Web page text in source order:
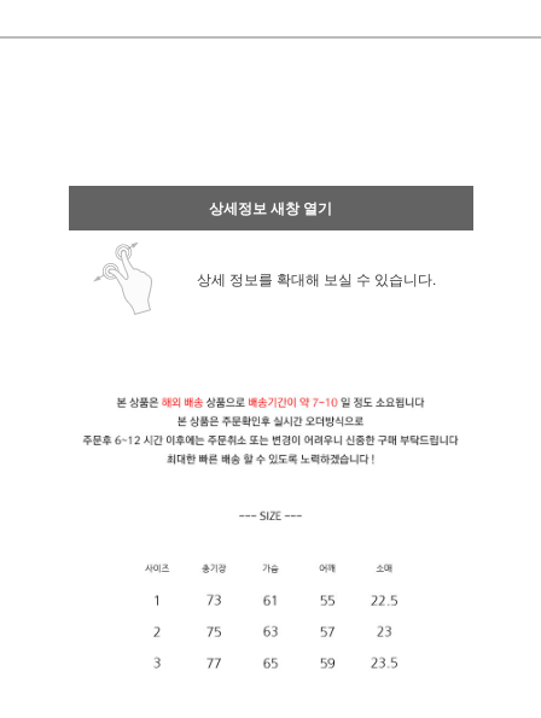
상세정보 새창 열기
상세 정보를 확대해 보실 수 있습니다.